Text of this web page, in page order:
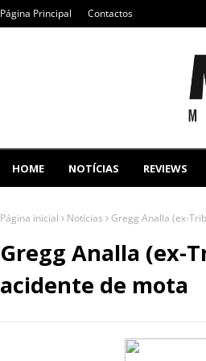
Página Principal Contactos
HOME NOTÍCIAS REVIEWS
Página inicial Notícias Gregg Analla (ex-
Gregg Analla (ex-
acidente de mota